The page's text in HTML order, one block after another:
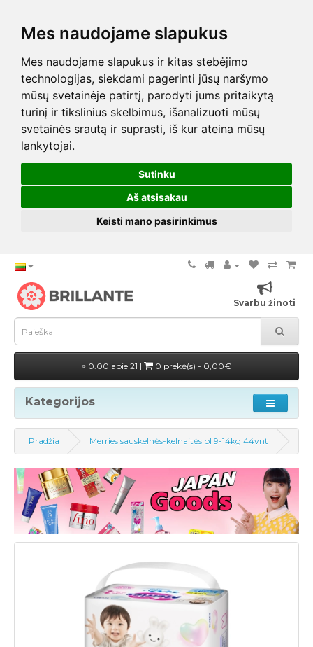
Mes naudojame slapukus
Mes naudojame slapukus ir kitas stebėjimo
technologijas, siekdami pagerinti jūsų naršymo
mūsų svetainėje patirtį, parodyti jums pritaikytą
turinį ir tikslinius skelbimus, išanalizuoti mūsų
svetainės srautą ir suprasti, iš kur ateina mūsų
lankytojai.
Sutinku
Aš atsisakau
Keisti mano pasirinkimus
Svarbu žinoti
0.00 apie 21 | 0 prekė(s) - 0,00€
Kategorijos
Pradžia Merries sauskelnės-kelnaitės pl 9-14kg 44vnt